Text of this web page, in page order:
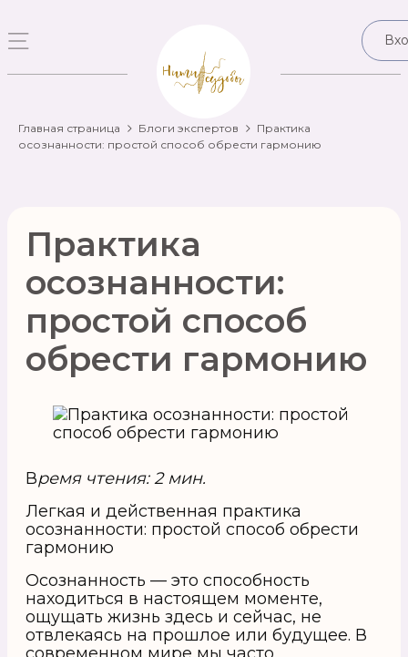
Главная страница Блоги экспертов
Практика
осознанности: простой способ обрести гармонию
Практика
осознанности:
простой способ
обрести гармонию
Время чтения: 2 мин.
Легкая и действенная практика
осознанности: простой способ обрести
гармонию
Осознанность — это способность
находиться в настоящем моменте,
ощущать жизнь здесь и сейчас, не
отвлекаясь на прошлое или будущее. В